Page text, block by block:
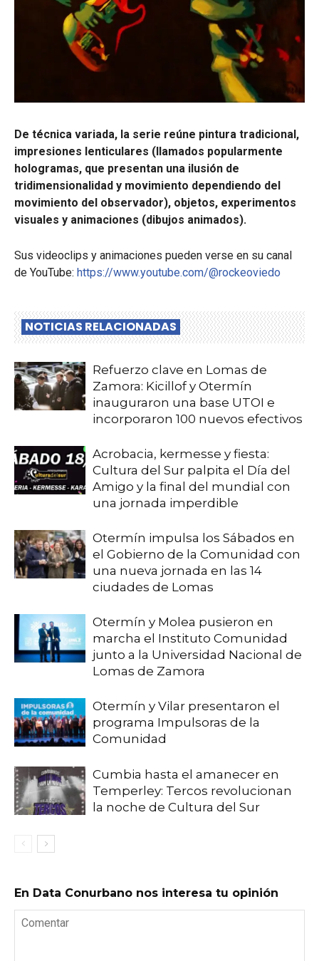
De técnica variada, la serie reúne pintura tradicional,
impresiones lenticulares (llamados popularmente
hologramas, que presentan una ilusión de
tridimensionalidad y movimiento dependiendo del
movimiento del observador), objetos, experimentos
visuales y animaciones (dibujos animados).
Sus videoclips y animaciones pueden verse en su canal
de YouTube: https://www.youtube.com/@rockeoviedo
NOTICIAS RELACIONADAS
Refuerzo clave en Lomas de
Zamora: Kicillof y Otermín
inauguraron una base UTOI e
incorporaron 100 nuevos efectivos
Acrobacia, kermesse y fiesta:
Cultura del Sur palpita el Día del
Amigo y la final del mundial con
una jornada imperdible
Otermín impulsa los Sábados en
el Gobierno de la Comunidad con
una nueva jornada en las 14
ciudades de Lomas
Otermín y Molea pusieron en
marcha el Instituto Comunidad
junto a la Universidad Nacional de
Lomas de Zamora
Otermín y Vilar presentaron el
programa Impulsoras de la
Comunidad
Cumbia hasta el amanecer en
Temperley: Tercos revolucionan
la noche de Cultura del Sur
En Data Conurbano nos interesa tu opinión